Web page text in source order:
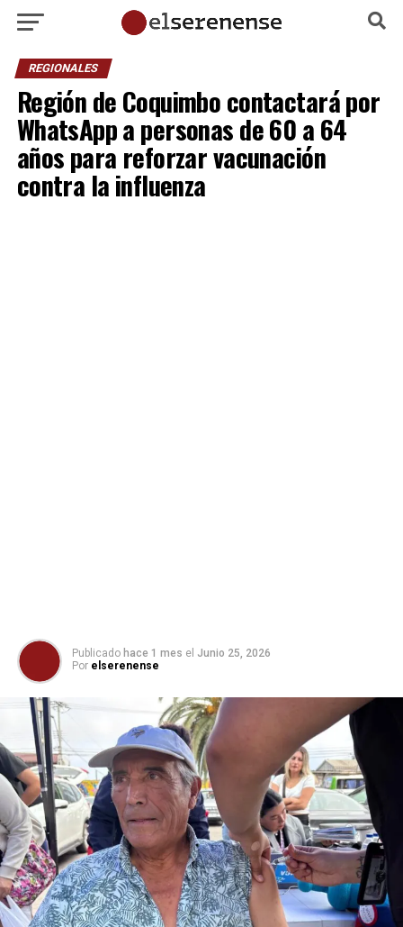
REGIONALES
Región de Coquimbo contactará por
WhatsApp a personas de 60 a 64
años para reforzar vacunación
contra la influenza
Publicado hace 1 mes el Junio 25, 2026
Por elserenense